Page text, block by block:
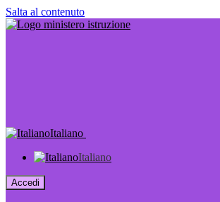
Salta al contenuto
Italiano
Italiano
Accedi